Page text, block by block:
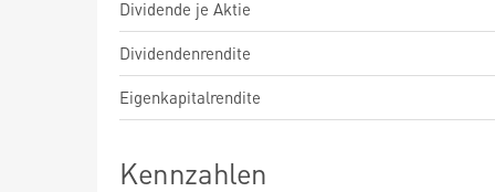
Dividende je Aktie
Dividendenrendite
Eigenkapitalrendite
Kennzahlen